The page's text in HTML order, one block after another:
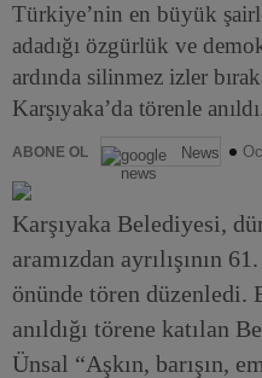
Türkiye’nin en büyük
adadığı özgürlük ve
ardında silinmez izler
Karşıyaka’da törenle
ABONE OL News
Karşıyaka Belediyesi,
aramızdan ayrılışının
önünde tören düzenledi.
anıldığı törene katılan
Ünsal “Aşkın, barışın,